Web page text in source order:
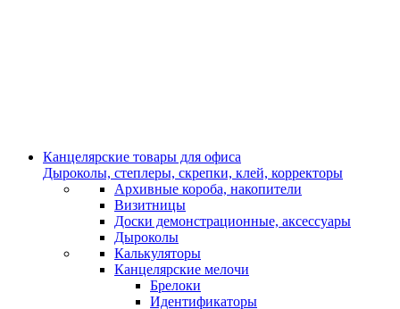
Канцелярские товары для офиса
Дыроколы, степлеры, скрепки, клей, корректоры
Архивные короба, накопители
Визитницы
Доски демонстрационные, аксессуары
Дыроколы
Калькуляторы
Канцелярские мелочи
Брелоки
Идентификаторы